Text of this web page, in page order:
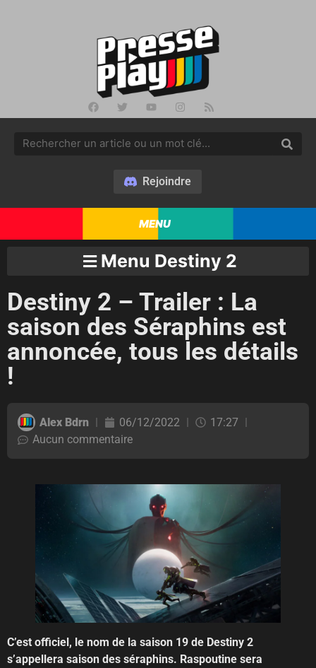
Rejoindre
MENU
Menu Destiny 2
Destiny 2 – Trailer : La
saison des Séraphins est
annoncée, tous les détails
!
Alex Bdrn 06/12/2022
17:27
Aucun commentaire
C’est officiel, le nom de la saison 19 de Destiny 2
s’appellera saison des séraphins. Raspoutine sera